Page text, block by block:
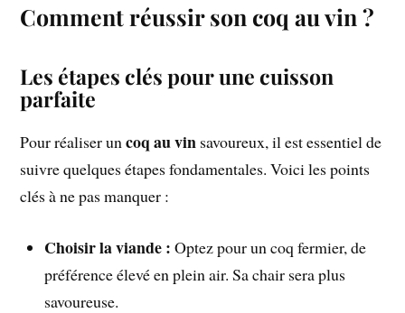
Comment réussir son coq au vin ?
Les étapes clés pour une cuisson
parfaite
Pour réaliser uncoq au vin savoureux, il est essentiel de
suivre quelques étapes fondamentales. Voici les points
clés à ne pas manquer :
Choisir la viande : Optez pour un coq fermier, de
préférence élevé en plein air. Sa chair sera plus
savoureuse.